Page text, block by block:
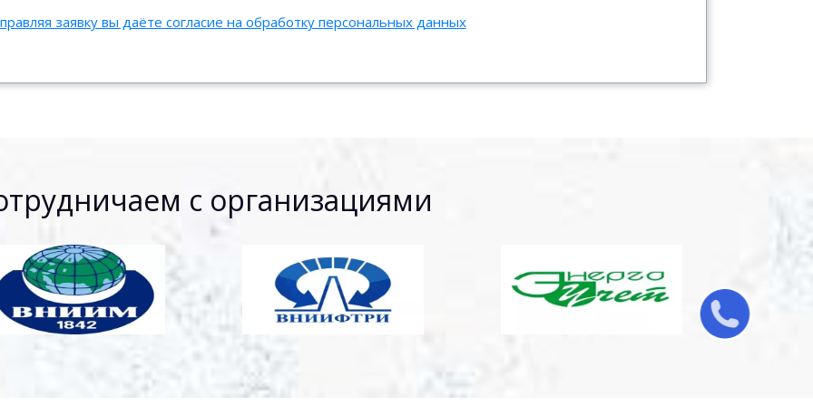
заявку вы даёте согласие на обработку персональных данных
с организациями